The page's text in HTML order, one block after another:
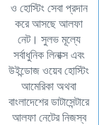
ও হোস্টিং সেবা প্রদান
করে আসছে আলফা
নেট। সুলভ মূল্যে
সর্বাধুনিক লিনাক্স এবং
উইন্ডোজ ওয়েব হোস্টিং
আমেরিকা অথবা
বাংলাদেশের ডাটাসেন্টারে
আলফা নেটের নিজস্ব